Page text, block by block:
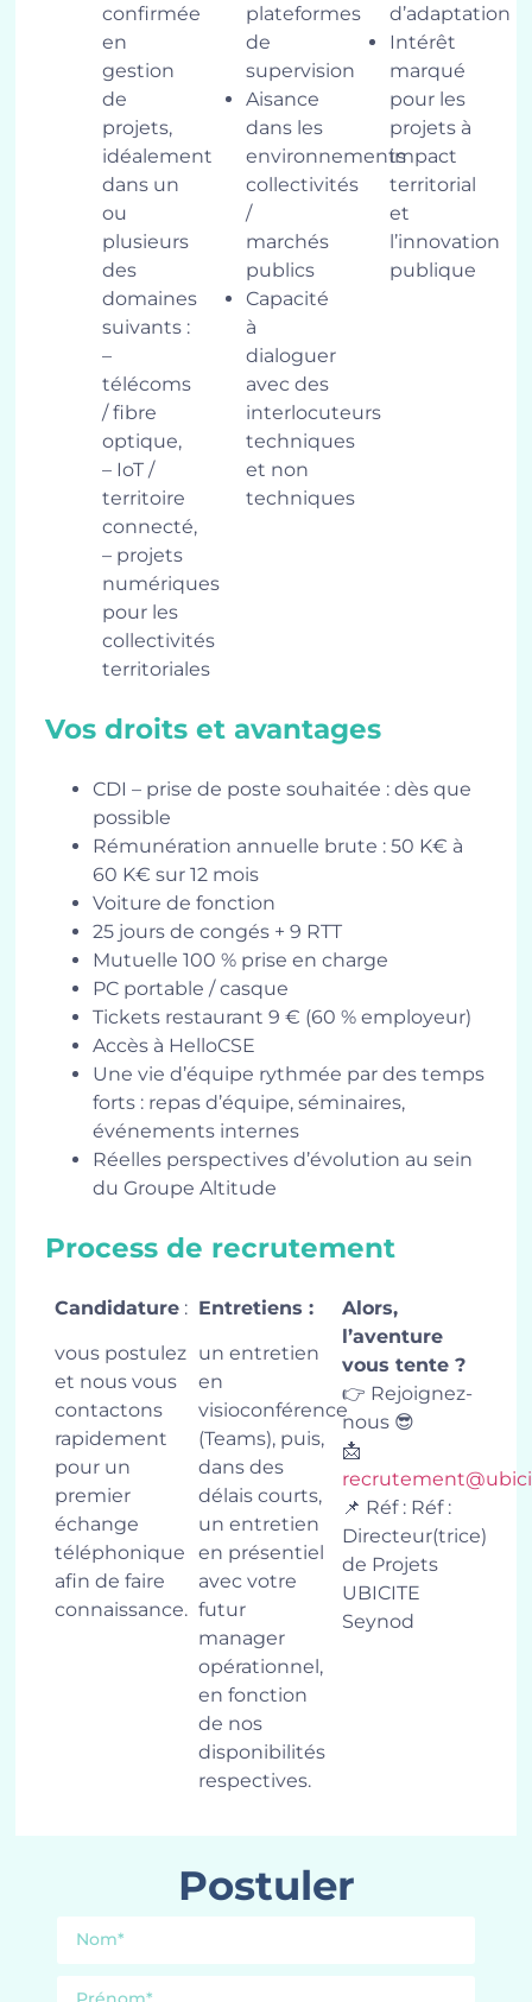
confirmée
en
gestion
de
projets,
idéalement
dans un
ou
plusieurs
des
domaines
suivants :
–
télécoms
/ fibre
optique,
– IoT /
territoire
connecté,
– projets
numériques
pour les
collectivités
territoriales
plateformes
de
supervision
Aisance
dans les
environnements
collectivités
/
marchés
publics
Capacité
à
dialoguer
avec des
interlocuteurs
techniques
et non
techniques
d’adaptation
Intérêt
marqué
pour les
projets à
impact
territorial
et
l’innovation
publique
Vos droits et avantages
CDI – prise de poste souhaitée : dès que
possible
Rémunération annuelle brute : 50 K€ à
60 K€ sur 12 mois
Voiture de fonction
25 jours de congés + 9 RTT
Mutuelle 100 % prise en charge
PC portable / casque
Tickets restaurant 9 € (60 % employeur)
Accès à HelloCSE
Une vie d’équipe rythmée par des temps
forts : repas d’équipe, séminaires,
événements internes
Réelles perspectives d’évolution au sein
du Groupe Altitude
Process de recrutement
Candidature:
vous postulez
et nous vous
contactons
rapidement
pour un
premier
échange
téléphonique
afin de faire
connaissance.
Entretiens :
un entretien
en
visioconférence
(Teams), puis,
dans des
délais courts,
un entretien
en présentiel
avec votre
futur
manager
opérationnel,
en fonction
de nos
disponibilités
respectives.
Alors,
l’aventure
vous tente ?
👉 Rejoignez-
nous 😎
📩
📌 Réf : Réf :
Directeur(trice)
de Projets
UBICITE
Seynod
Postuler